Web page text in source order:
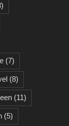
(7)
(8)
(11)
(5)